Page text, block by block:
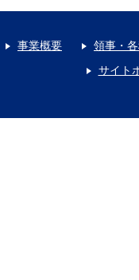
事業概要 領事・
サイト